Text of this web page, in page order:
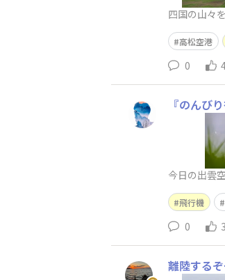
四国の山々
高松空港
0
『のんび
今日の出雲
飛行機
0
離陸する